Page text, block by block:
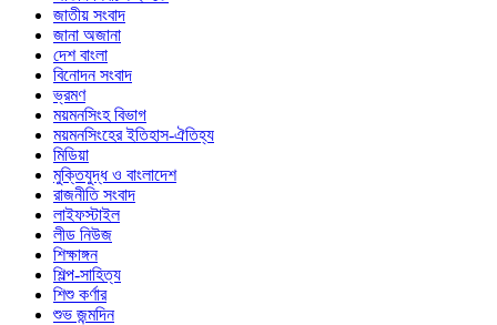
জাতীয় সংবাদ
জানা অজানা
দেশ বাংলা
বিনোদন সংবাদ
ভ্রমণ
ময়মনসিংহ বিভাগ
ময়মনসিংহের ইতিহাস-ঐতিহ্য
মিডিয়া
মুক্তিযুদ্ধ ও বাংলাদেশ
রাজনীতি সংবাদ
লাইফস্টাইল
লীড নিউজ
শিক্ষাঙ্গন
শিল্প-সাহিত্য
শিশু কর্ণার
শুভ জন্মদিন